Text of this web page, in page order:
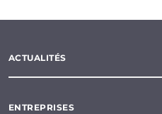
ACTUALITÉS
ENTREPRISES